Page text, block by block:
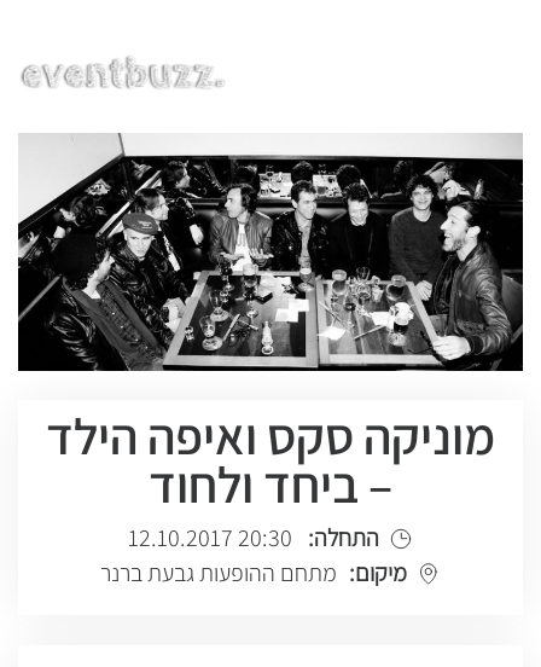
מוניקה סקס ואיפה הילד
– ביחד ולחוד
התחלה: 20:30 12.10.2017
מיקום: מתחם ההופעות גבעת ברנר